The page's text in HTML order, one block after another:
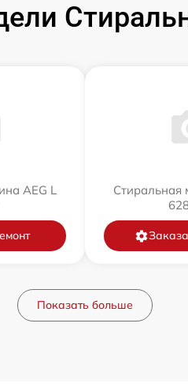
AEG L
Стиральная
Показать больше